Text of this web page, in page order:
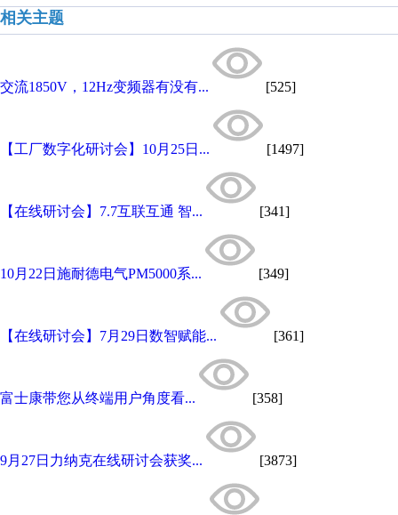
相关主题
交流1850V，12Hz变频器有没有... [525]
【工厂数字化研讨会】10月25日... [1497]
【在线研讨会】7.7互联互通 智... [341]
10月22日施耐德电气PM5000系... [349]
【在线研讨会】7月29日数智赋能... [361]
富士康带您从终端用户角度看... [358]
9月27日力纳克在线研讨会获奖... [3873]